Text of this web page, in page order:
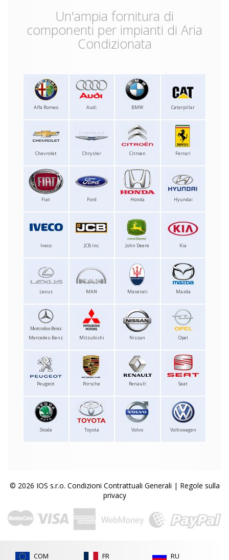
Un'ampia fornitura di
componenti per impianti di Aria
Condizionata
Alfa Romeo Audi BMW Caterpillar
Chevrolet Chrysler Citroen Ferrari
Fiat Ford Honda Hyundai
Iveco JCB Inc. John Deere Kia
Lexus MAN Maserati Mazda
Mercedes-Benz Mitsubishi Nissan Opel
Peugeot Porsche Renault Seat
Skoda Toyota Volvo Volkswagen
© 2026 IOS s.r.o. Condizioni Contrattuali Generali | Regole sulla
privacy
COM FR RU